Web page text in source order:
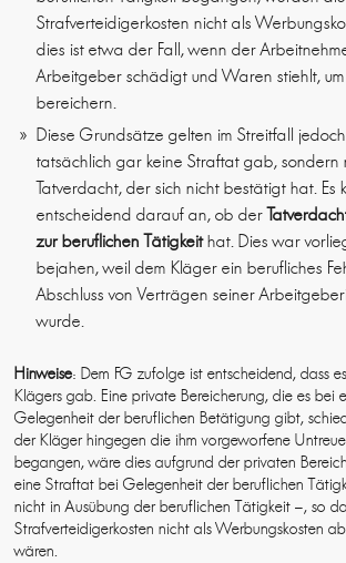
Strafverteidigerkosten nicht als
dies ist etwa der Fall, wenn der
Arbeitgeber schädigt und Waren stiehlt,
bereichern.
Diese Grundsätze gelten im Streitfall
tatsächlich gar keine Straftat gab, sondern
Tatverdacht, der sich nicht bestätigt hat. Es
entscheidend darauf an, ob der
zur beruflichen Tätigkeithat. Dies war
bejahen, weil dem Kläger ein berufliches
Abschluss von Verträgen seiner
wurde.
Hinweise: Dem FG zufolge ist entscheidend, dass
Klägers gab. Eine private Bereicherung, die es bei
Gelegenheit der beruflichen Betätigung gibt,
der Kläger hingegen die ihm vorgeworfene
begangen, wäre dies aufgrund der privaten
eine Straftat bei Gelegenheit der beruflichen
nicht in Ausübung der beruflichen Tätigkeit –, so
Strafverteidigerkosten nicht als Werbungskosten
wären.